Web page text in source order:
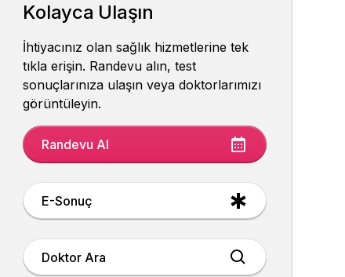
Kolayca Ulaşın
İhtiyacınız olan sağlık hizmetlerine tek
tıkla erişin. Randevu alın, test
sonuçlarınıza ulaşın veya doktorlarımızı
görüntüleyin.
Randevu Al
E-Sonuç
Doktor Ara